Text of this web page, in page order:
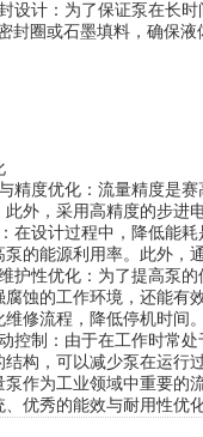
计：为了保证泵在长时
封圈或石墨填料，确保液
度优化：流量精度是赛
此外，采用高精度的步进
设计过程中，降低能耗
的能源利用率。此外，
性优化：为了提高泵的
蚀的工作环境，还能有
修流程，降低停机时间。
制：由于在工作时常处
构，可以减少泵在运行
为工业领域中重要的流
优秀的能效与耐用性优